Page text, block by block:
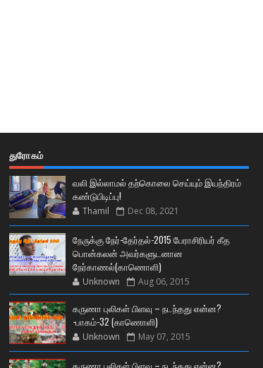
துரோகம்
வலி இல்லாமல் தற்கொலை செய்யும் இயந்திரம்
கண்டுபிடிப்பு!
Thamil Dec 08, 2021
நேருக்கு நேர்-தேர்தல்-2015 பேராசிரியர் கீத
பொன்கலன் அவர்களுடனான
நேர்காணல்(காணொளி)
Unknown Aug 06, 2015
கருணா புலிகள் பிளவு – நடந்தது என்ன?
-பாகம்-32 (காணொளி)
Unknown May 07, 2015
கருணா புலிகள் பிளவு – நடந்தது என்ன?